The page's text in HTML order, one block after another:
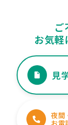
ご
お気軽
見
夜間
お電